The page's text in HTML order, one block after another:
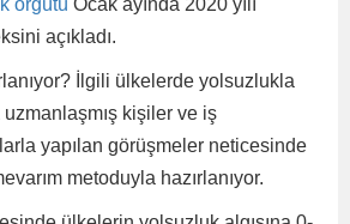
örgütü Ocak ayında 2020 yılı
açıkladı.
İlgili ülkelerde yolsuzlukla
kişiler ve iş
yapılan görüşmeler neticesinde
metoduyla hazırlanıyor.